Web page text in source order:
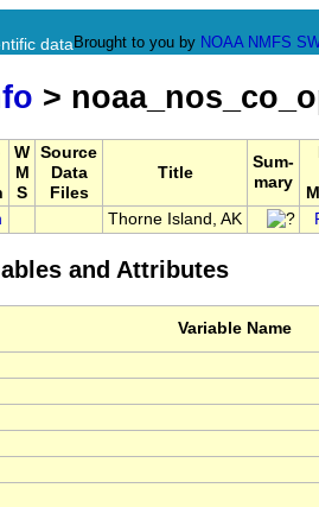
data Brought to you by NOAA NMFS
>
W
M
S
Source
Data
Files
Title
Sum-
mary
Thorne Island, AK
and Attributes
Variable Name